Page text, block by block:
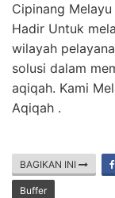
Cipinang
Hadir Untuk
wilayah
solusi dalam
aqiqah. Kami
Aqiqah .
BAGIKAN INI
Buffer